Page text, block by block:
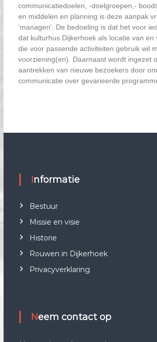
communicatiedoelen, -doelgroepen,-
en middelen en planning is deze aanpak
‘managen’. De bedoeling is dat het voor
dat kulturhus Dijkerhoek als locatie van en
die voor passende activiteiten gebruik wil
voorziening(en). Daarnaast wordt ingezet
aantrekken van nieuwe bezoekers door
communicatie over gevarieerde
Informatie
Bestuur
Missie en visie
Historie
Rouwen in Dijkerhoek
Privacyverklaring
Neem contact op